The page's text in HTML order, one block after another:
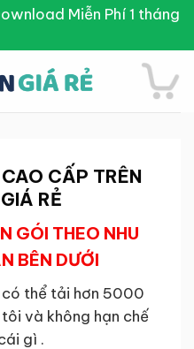
Miễn Phí 1 tháng
CẤP TRÊN
RẺ
GÓI THEO NHU
BÊN DƯỚI
có thể tải hơn 5000
và không hạn chế
gì .